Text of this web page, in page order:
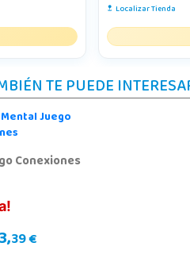
Localizar Tienda
TE PUEDE
Conexiones
39 €